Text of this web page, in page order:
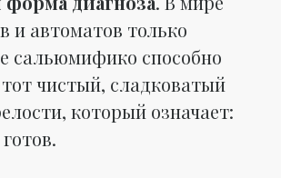
и автоматов только
сальюмифико способно
чистый, сладковатый
который означает: